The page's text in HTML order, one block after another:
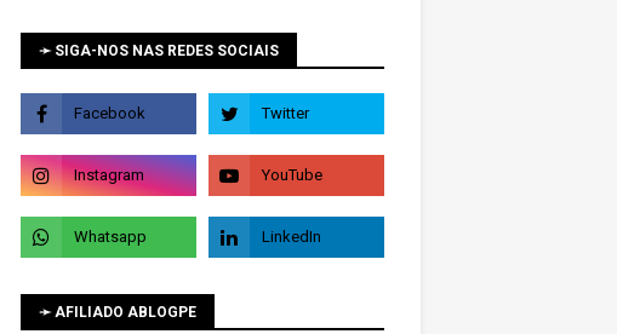
➛ SIGA-NOS NAS REDES SOCIAIS
➛ AFILIADO ABLOGPE